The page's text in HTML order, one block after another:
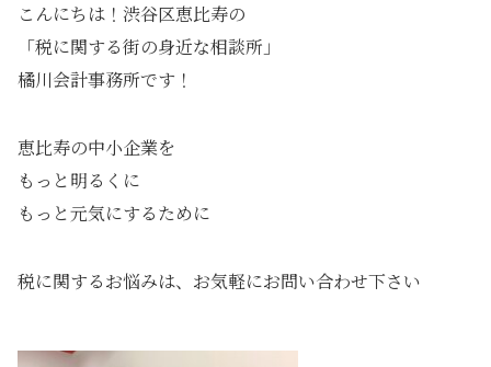
こんにちは！渋谷区恵比寿の
「税に関する街の身近な相談所」
橘川会計事務所です！
恵比寿の中小企業を
もっと明るくに
もっと元気にするために
税に関するお悩みは、お気軽にお問い合わせ下さい